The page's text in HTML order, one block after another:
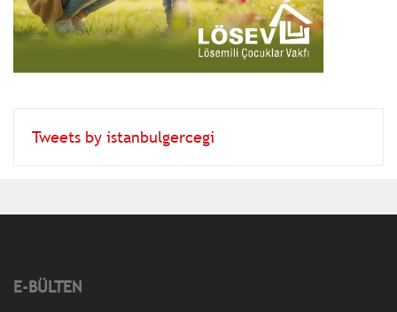
Tweets by istanbulgercegi
E-BÜLTEN